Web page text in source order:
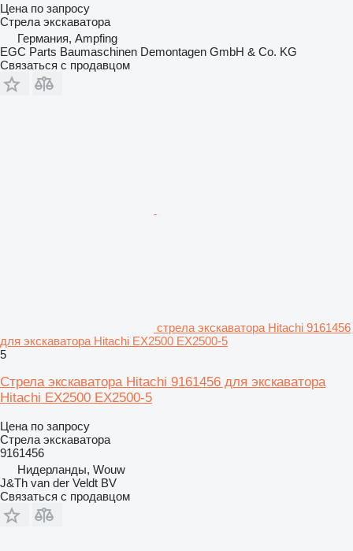
Цена по запросу
Стрела экскаватора
Германия, Ampfing
EGC Parts Baumaschinen Demontagen GmbH & Co. KG
Связаться с продавцом
стрела экскаватора Hitachi 9161456
для экскаватора Hitachi EX2500 EX2500-5
5
Стрела экскаватора Hitachi 9161456 для экскаватора
Hitachi EX2500 EX2500-5
Цена по запросу
Стрела экскаватора
9161456
Нидерланды, Wouw
J&Th van der Veldt BV
Связаться с продавцом